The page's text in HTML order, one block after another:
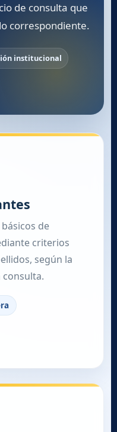
de consulta que
correspondiente.
institucional
de
criterios
según la